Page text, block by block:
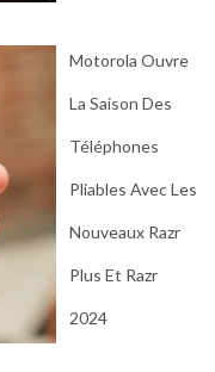
Motorola Ouvre
La Saison Des
Téléphones
Pliables Avec Les
Nouveaux Razr
Plus Et Razr
2024